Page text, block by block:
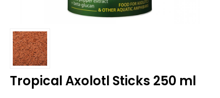
Tropical Axolotl Sticks 250 ml